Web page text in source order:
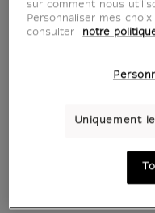
voir en
sur comment nous
Personnaliser mes
consulter
notre
Uniquement